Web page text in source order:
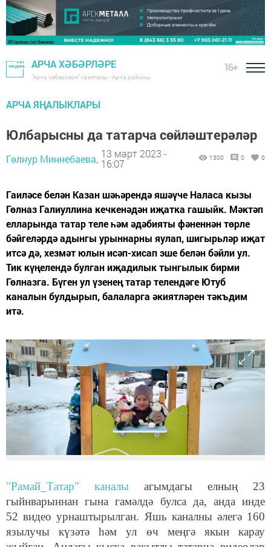
АРЧА ХӘБӘРЛӘРЕ
"Арча хәбәрләре" газетасы - Арча районы
16+
АРЧА ЯҢАЛЫКЛАРЫ
Юлбарысны да татарча сөйләштерәләр
Гөлнур Миннебаева, 13 март 2023 -
16:07
1300 0 0
Гаиләсе белән Казан шәһәрендә яшәүче Наласа кызы
Гөлназ Галиуллина кечкенәдән иҗатка гашыйк. Мәктәп
елларында татар теле һәм әдәбияты фәненнән төрле
бәйгеләрдә адынгы урыннарны яулап, шигырьләр иҗат
итсә дә, хезмәт юлын исәп-хисап эше белән бәйли ул.
Тик күңелендә булган иҗадилык тынгылык бирми
Гөлназга. Бүген ул үзенең татар телендәге Ютуб
каналын булдырып, балаларга әкиятләрен тәкъдим
итә.
"Рамай_Татар" каналы агымдагы елның 23
гыйнварыннан гына гамәлдә булса да, анда инде
52 видео урнаштырылган. Яшь каналны әлегә 160
язылучы күзәтә һәм ул өч меңгә якын карау